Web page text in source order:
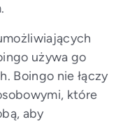
używa go
Boingo nie łączy
które
aby